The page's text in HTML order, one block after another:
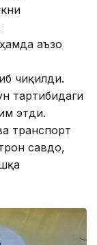
аъзо
чиқилди.
тартибидаги
этди.
транспорт
савдо,